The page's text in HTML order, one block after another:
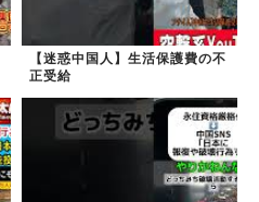
【迷惑中国人】生活保護費の不
正受給